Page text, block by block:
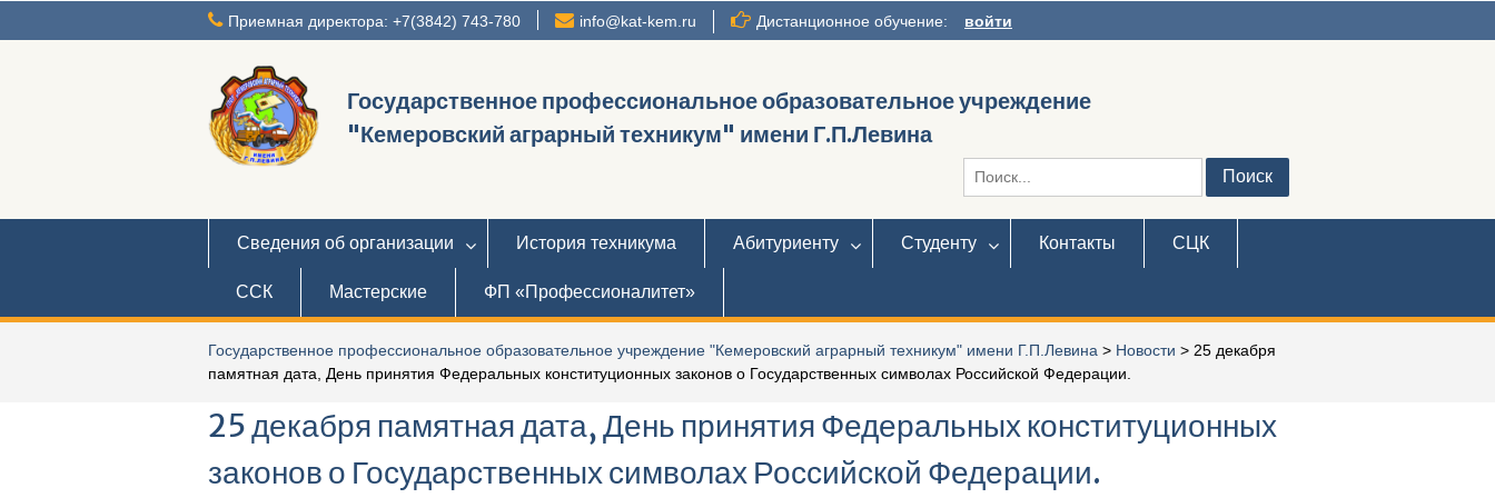
Приемная директора: +7(3842) 743-780 info@kat-kem.ru Дистанционное обучение: войти
Государственное профессиональное образовательное учреждение
"Кемеровский аграрный техникум" имени Г.П.Левина
Искать:
Сведения об организации История техникума Абитуриенту Студенту Контакты СЦК
ССК Мастерские ФП «Профессионалитет»
Государственное профессиональное образовательное учреждение "Кемеровский аграрный техникум" имени Г.П.Левина > Новости > 25 декабря
памятная дата, День принятия Федеральных конституционных законов о Государственных символах Российской Федерации.
25 декабря памятная дата, День принятия Федеральных конституционных
законов о Государственных символах Российской Федерации.